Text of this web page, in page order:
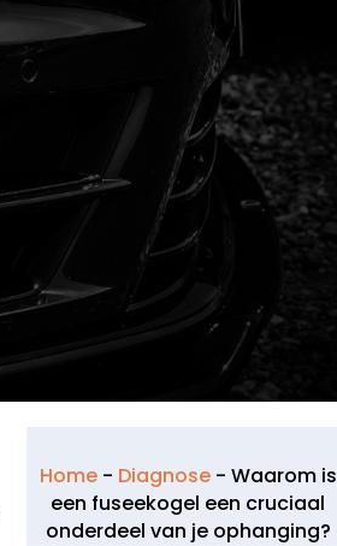
Home- Diagnose- Waarom is
een fuseekogel een cruciaal
onderdeel van je ophanging?